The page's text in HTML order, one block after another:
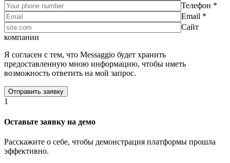
Телефон *
Email *
Сайт
компании
Я согласен с тем, что Messaggio будет хранить
предоставленную мною информацию, чтобы иметь
возможность ответить на мой запрос.
1
Оставьте заявку на демо
Расскажите о себе, чтобы демонстрация платформы прошла
эффективно.